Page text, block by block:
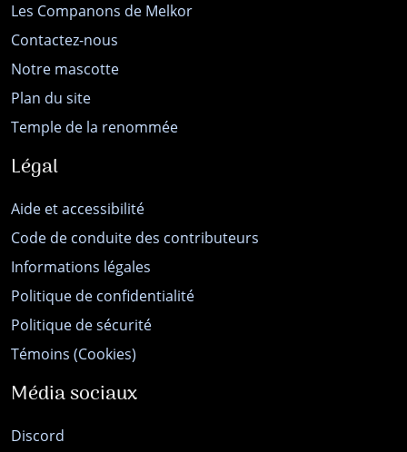
Les Companons de Melkor
Contactez-nous
Notre mascotte
Plan du site
Temple de la renommée
Légal
Aide et accessibilité
Code de conduite des contributeurs
Informations légales
Politique de confidentialité
Politique de sécurité
Témoins (Cookies)
Média sociaux
Discord